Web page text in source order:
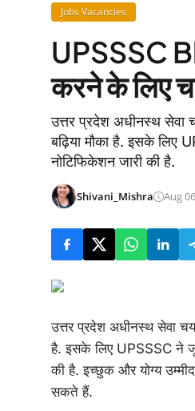
Jobs Vacancies
UPSSSC
करने के लिए
उत्तर प्रदेश अधीनस्थ
बढ़िया मौका है. इसके
नोटिफिकेशन जारी की है.
Shivani_Mishra Aug
उत्तर प्रदेश अधीनस्थ सेवा
है. इसके लिए UPSSSC ने
की है. इच्छुक और योग्य
सकते हैं.